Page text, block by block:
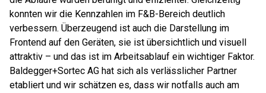
konnten wir die Kennzahlen im F&B-Bereich deutlich
verbessern. Überzeugend ist auch die Darstellung im
Frontend auf den Geräten, sie ist übersichtlich und visuell
attraktiv – und das ist im Arbeitsablauf ein wichtiger Faktor.
Baldegger+Sortec AG hat sich als verlässlicher Partner
etabliert und wir schätzen es, dass wir notfalls auch am